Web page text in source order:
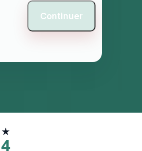
Continuer
★
4